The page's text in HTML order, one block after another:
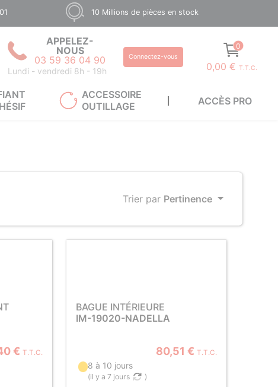
10 Millions de pièces en stock
APPELEZ-
NOUS
03 59 36 04 90
Lundi - vendredi 8h - 19h
Connectez-vous
0
0,00 € T.T.C.
ACCESSOIRE
OUTILLAGE
ACCÈS PRO
Trier par Pertinence
€ T.T.C.
BAGUE INTÉRIEURE
IM-19020-NADELLA
80,51 € T.T.C.
8 à 10 jours
(il y a 7 jours )